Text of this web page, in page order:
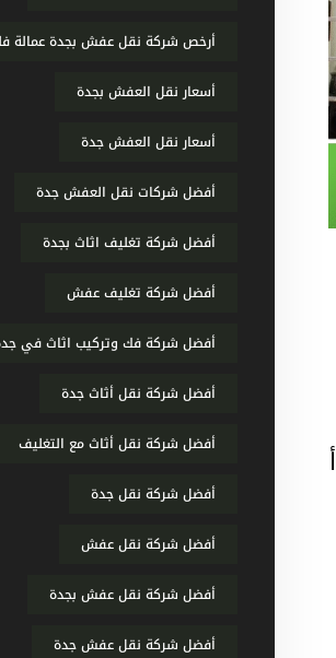
أرخص شركة نقل عفش بجدة عمالة
أسعار نقل العفش بجدة
أسعار نقل العفش جدة
أفضل شركات نقل العفش جدة
أفضل شركة تغليف اثاث بجدة
أفضل شركة تغليف عفش
أفضل شركة فك وتركيب اثاث في
أفضل شركة نقل أثاث جدة
أفضل شركة نقل أثاث مع التغليف
أفضل شركة نقل جدة
أفضل شركة نقل عفش
أفضل شركة نقل عفش بجدة
أفضل شركة نقل عفش جدة